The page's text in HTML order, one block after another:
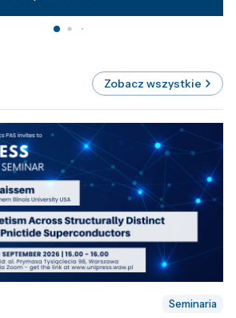
Zobacz wszystkie
Seminaria